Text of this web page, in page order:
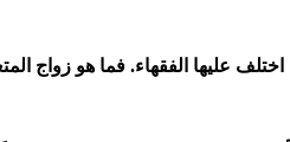
عليها الفقهاء. فما هو زواج